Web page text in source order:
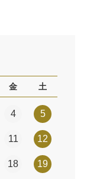
金 土
4 5
11 12
18 19